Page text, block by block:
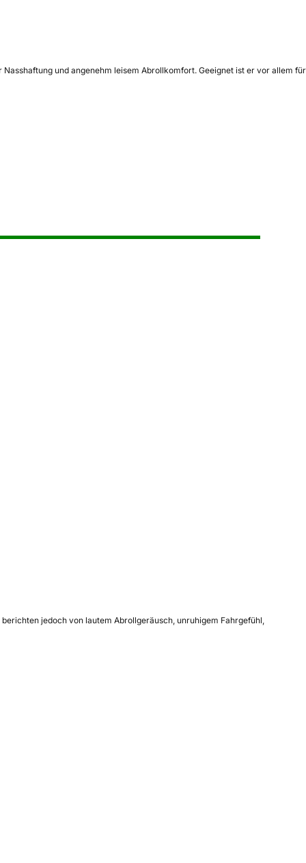
und angenehm leisem Abrollkomfort. Geeignet ist er vor allem für
jedoch von lautem Abrollgeräusch, unruhigem Fahrgefühl,